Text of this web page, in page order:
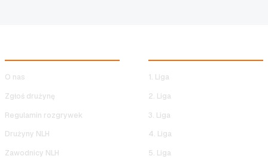
O nas
Zgłoś drużynę
Regulamin rozgrywek
Drużyny NLH
Zawodnicy NLH
1. Liga
2. Liga
3. Liga
4. Liga
5. Liga